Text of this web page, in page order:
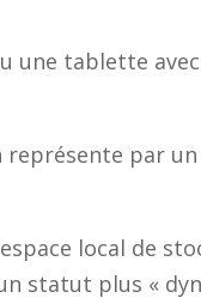
une tablette
par un
local de
statut plus «